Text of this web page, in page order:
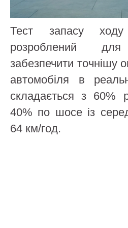
Тест запасу
розроблений
забезпечити точнішу
автомобіля в
складається з 60%
40% по шосе із
64 км/год.